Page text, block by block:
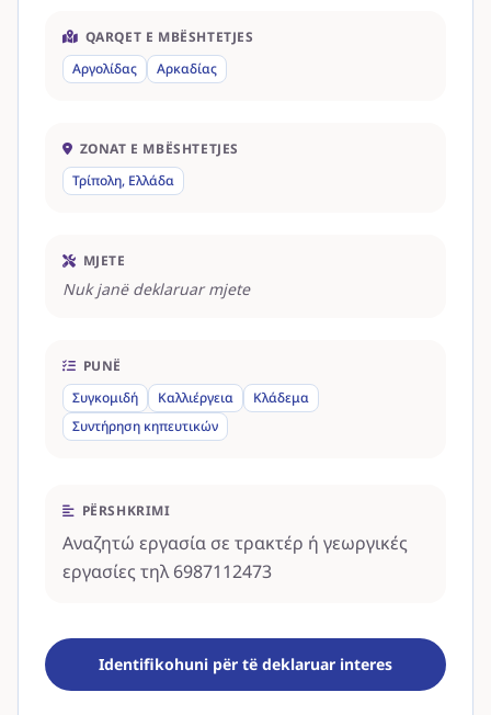
QARQET E MBËSHTETJES
Αργολίδας
Αρκαδίας
ZONAT E MBËSHTETJES
Τρίπολη, Ελλάδα
MJETE
Nuk janë deklaruar mjete
PUNË
Συγκομιδή
Καλλιέργεια
Κλάδεμα
Συντήρηση κηπευτικών
PËRSHKRIMI
Αναζητώ εργασία σε τρακτέρ ή γεωργικές
εργασίες τηλ 6987112473
Identifikohuni për të deklaruar interes